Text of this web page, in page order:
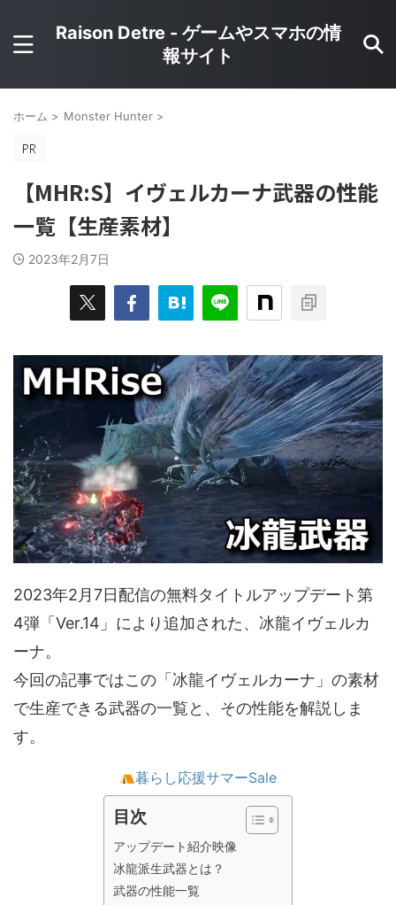
Raison Detre - ゲームやスマホの情
報サイト
ホーム > Monster Hunter >
【MHR:S】イヴェルカーナ武器の性能
一覧【生産素材】
2023年2月7日
2023年2月7日配信の無料タイトルアップデート第
4弾「Ver.14」により追加された、冰龍イヴェルカ
ーナ。
今回の記事ではこの「冰龍イヴェルカーナ」の素材
で生産できる武器の一覧と、その性能を解説しま
す。
暮らし応援サマーSale
目次
アップデート紹介映像
冰龍派生武器とは？
武器の性能一覧